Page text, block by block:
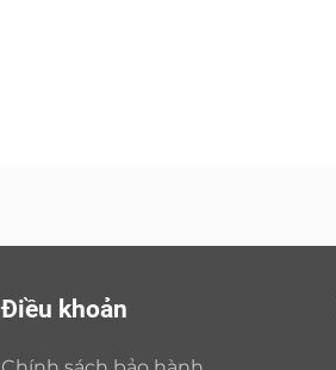
Điều khoản